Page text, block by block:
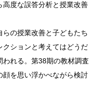
度な誤答分析と授業改善
の授業改善と子どもたち
ションと考えてはどうだ
れる。第38期の教材調査
を思い浮かべながら検討